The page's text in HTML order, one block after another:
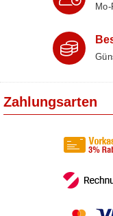
Zahlungsarten